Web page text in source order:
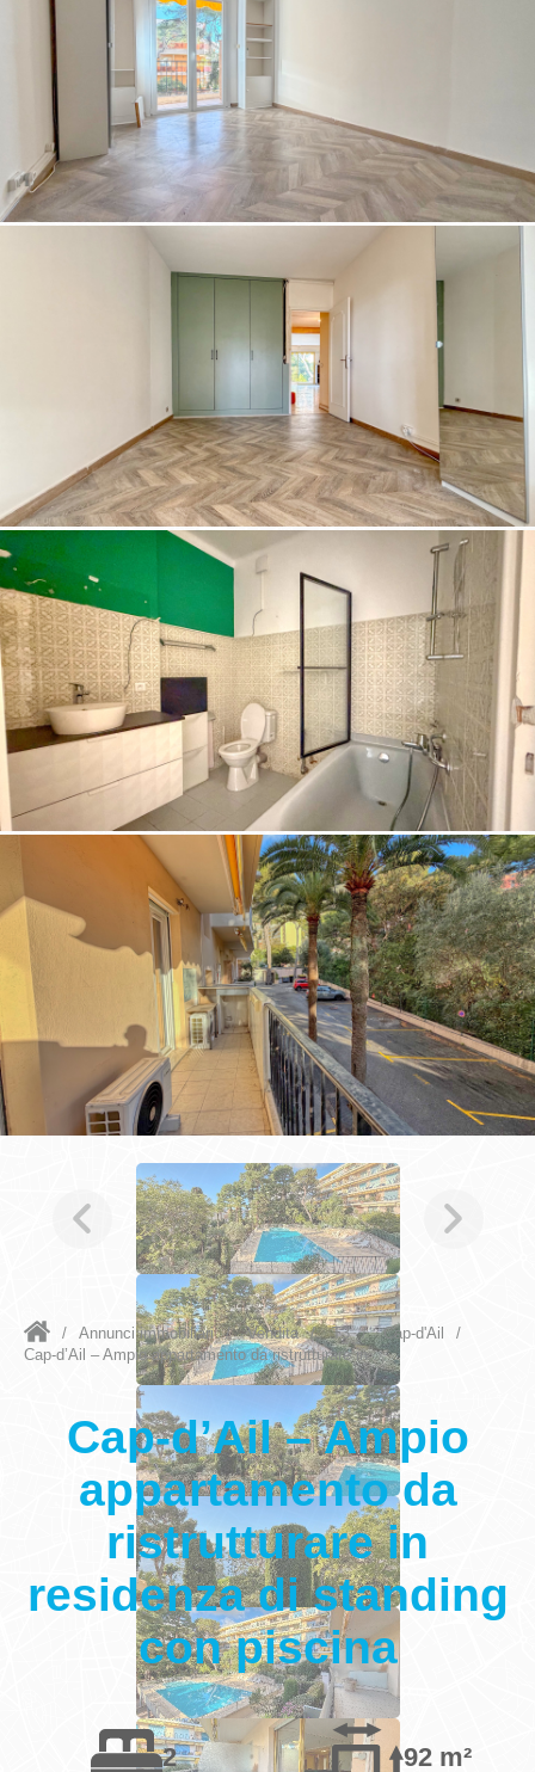
/ Annunci immobiliari / Vendita / T3 / Cap-d'Ail
/
Cap-d’Ail – Ampio appartamento da ristrutturare in...
Cap-d’Ail – Ampio
appartamento da
ristrutturare in
residenza di standing
con piscina
2 92 m²